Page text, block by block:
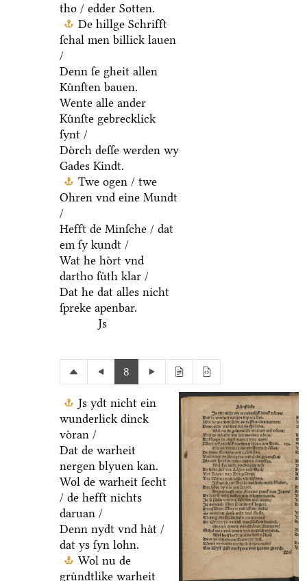
tho / edder Sotten.
De hillge Schrifft
ſchal men billick lauen
/
Denn ſe gheit allen
Kuͤnſten bauen.
Wente alle ander
Kuͤnſte gebrecklick
ſynt /
Doͤrch deſſe werden wy
Gades Kindt.
Twe ogen / twe
Ohren vnd eine Mundt
/
Hefft de Minſche / dat
em ſy kundt /
Wat he hoͤrt vnd
dartho ſuͤth klar /
Dat he dat alles nicht
ſpreke apenbar.
Js
8
Js ydt nicht ein
wunderlick dinck
voͤran /
Dat de warheit
nergen blyuen kan.
Wol de warheit ſecht
/ de hefft nichts
daruan /
Denn nydt vnd haͤt /
dat ys ſyn lohn.
Wol nu de
gruͤndtlike warheit